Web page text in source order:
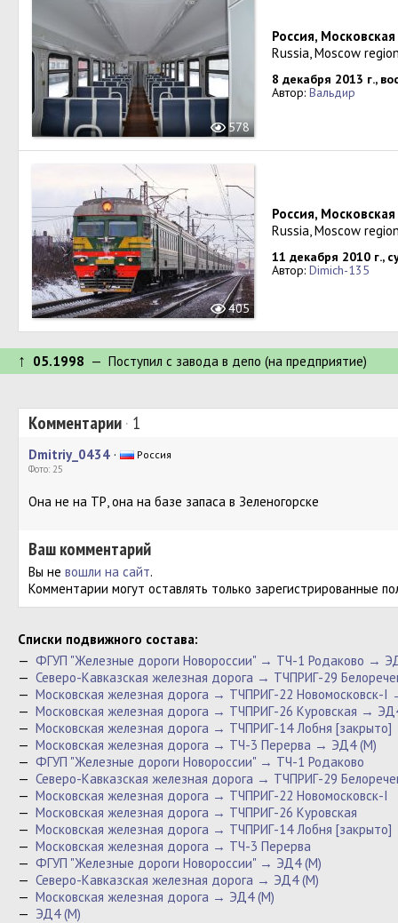
578
Россия,
Russia, Moscow
8 декабря 2013 г.,
Автор: Вальдир
405
Россия,
Russia, Moscow
11 декабря 2010 г.,
Автор: Dimich-135
↑ 05.1998 — Поступил c завода в депо (на предприятие)
Комментарии· 1
Dmitriy_0434 · Россия
Фото: 25
Она не на ТР, она на базе запаса в Зеленогорске
Ваш комментарий
Вы не вошли на сайт.
Комментарии могут оставлять только зарегистрированные
Cписки подвижного состава:
— ФГУП "Железные дороги Новороссии" → ТЧ-1 Родаково →
— Северо-Кавказская железная дорога → ТЧПРИГ-29
— Московская железная дорога → ТЧПРИГ-22 Новомосковск-
— Московская железная дорога → ТЧПРИГ-26 Куровская →
— Московская железная дорога → ТЧПРИГ-14 Лобня
— Московская железная дорога → ТЧ-3 Перерва → ЭД4 (М)
— ФГУП "Железные дороги Новороссии" → ТЧ-1 Родаково
— Северо-Кавказская железная дорога → ТЧПРИГ-29
— Московская железная дорога → ТЧПРИГ-22 Новомосковск-I
— Московская железная дорога → ТЧПРИГ-26 Куровская
— Московская железная дорога → ТЧПРИГ-14 Лобня [закрыто]
— Московская железная дорога → ТЧ-3 Перерва
— ФГУП "Железные дороги Новороссии" → ЭД4 (М)
— Северо-Кавказская железная дорога → ЭД4 (М)
— Московская железная дорога → ЭД4 (М)
— ЭД4 (М)